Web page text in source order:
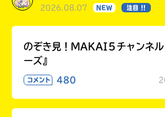
2026.08.07 NEW 注目 !!
のぞき見！MAKAI５チャンネル
ーズ』
コメント 480